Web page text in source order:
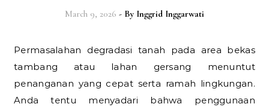
March 9, 2026 - By Inggrid Inggarwati
Permasalahan degradasi tanah pada area bekas
tambang atau lahan gersang menuntut
penanganan yang cepat serta ramah lingkungan.
Anda tentu menyadari bahwa penggunaan